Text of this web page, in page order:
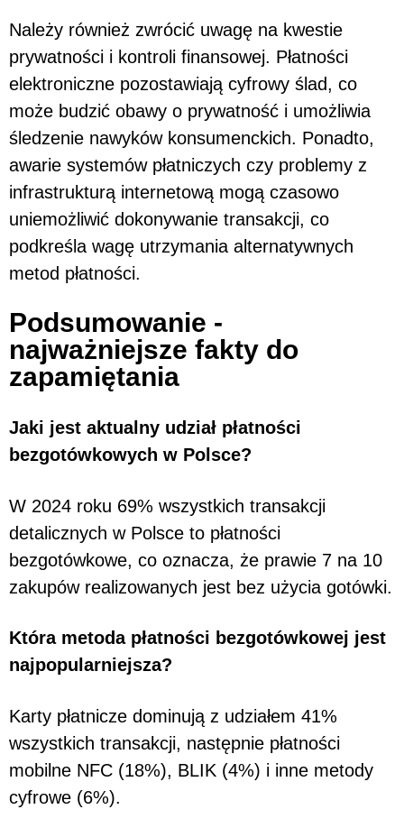
Należy również zwrócić uwagę na kwestie
prywatności i kontroli finansowej. Płatności
elektroniczne pozostawiają cyfrowy ślad, co
może budzić obawy o prywatność i umożliwia
śledzenie nawyków konsumenckich. Ponadto,
awarie systemów płatniczych czy problemy z
infrastrukturą internetową mogą czasowo
uniemożliwić dokonywanie transakcji, co
podkreśla wagę utrzymania alternatywnych
metod płatności.
Podsumowanie -
najważniejsze fakty do
zapamiętania
Jaki jest aktualny udział płatności
bezgotówkowych w Polsce?
W 2024 roku 69% wszystkich transakcji
detalicznych w Polsce to płatności
bezgotówkowe, co oznacza, że prawie 7 na 10
zakupów realizowanych jest bez użycia gotówki.
Która metoda płatności bezgotówkowej jest
najpopularniejsza?
Karty płatnicze dominują z udziałem 41%
wszystkich transakcji, następnie płatności
mobilne NFC (18%), BLIK (4%) i inne metody
cyfrowe (6%).